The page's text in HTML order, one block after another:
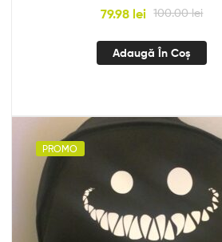
100.00lei
79.98 lei
Adaugă În Coș
PROMO